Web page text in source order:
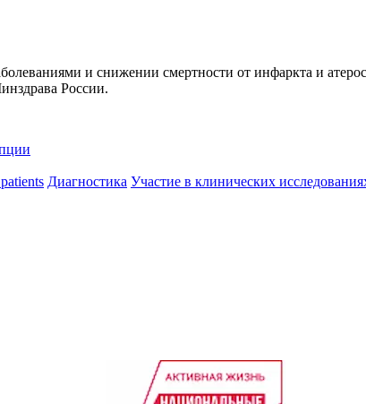
и снижении смертности от инфаркта и
России.
Диагностика Участие в клинических